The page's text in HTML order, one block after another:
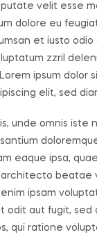
velit esse
dolore eu
et iusto odio
zzril
ipsum dolor
elit, sed
unde omnis iste
eaque ipsa,
beatae
ipsam
odit aut fugit, sed
qui ratione